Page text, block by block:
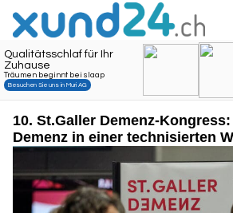
10. St.Galler Demenz-
Demenz in einer technisierten